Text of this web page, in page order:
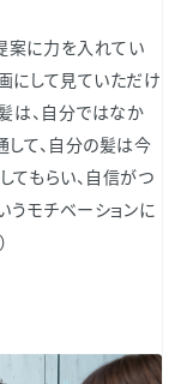
案に力を入れてい
にして見ていただけ
は、自分ではなか
して、自分の髪は今
てもらい、自信がつ
うモチベーションに